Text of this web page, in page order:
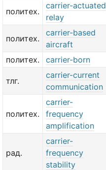
политех.
carrier-actuated
relay
политех.
carrier-based
aircraft
политех. carrier-born
тлг.
carrier-current
communication
политех.
carrier-
frequency
amplification
рад.
carrier-
frequency
stability